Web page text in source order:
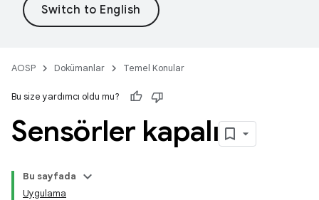
AOSP Dokümanlar Temel Konular
Bu size yardımcı oldu mu?
Sensörler kapalı
Bu sayfada
Uygulama